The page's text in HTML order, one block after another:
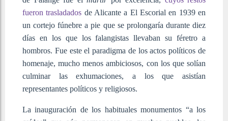
fueron trasladados de Alicante a El Escorial en 1939 en
un cortejo fúnebre a pie que se prolongaría durante diez
días en los que los falangistas llevaban su féretro a
hombros. Fue este el paradigma de los actos políticos de
homenaje, mucho menos ambiciosos, con los que solían
culminar las exhumaciones, a los que asistían
representantes políticos y religiosos.
La inauguración de los habituales monumentos “a los